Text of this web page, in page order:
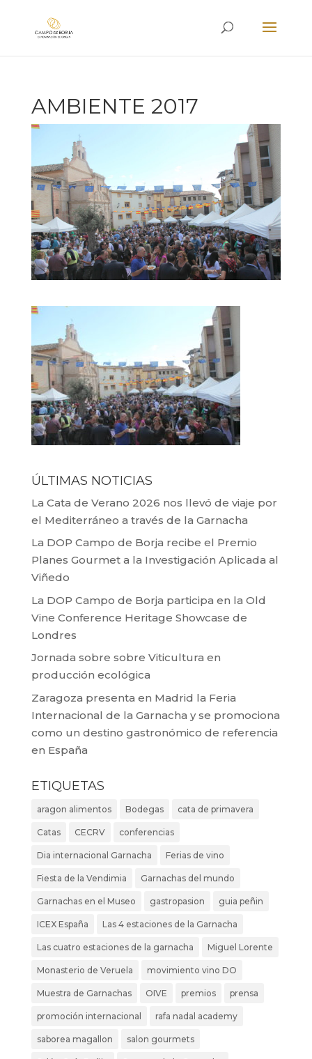
AMBIENTE 2017
ÚLTIMAS NOTICIAS
La Cata de Verano 2026 nos llevó de viaje por
el Mediterráneo a través de la Garnacha
La DOP Campo de Borja recibe el Premio
Planes Gourmet a la Investigación Aplicada al
Viñedo
La DOP Campo de Borja participa en la Old
Vine Conference Heritage Showcase de
Londres
Jornada sobre sobre Viticultura en
producción ecológica
Zaragoza presenta en Madrid la Feria
Internacional de la Garnacha y se promociona
como un destino gastronómico de referencia
en España
ETIQUETAS
aragon alimentos Bodegas cata de primavera
Catas CECRV conferencias
Dia internacional Garnacha Ferias de vino
Fiesta de la Vendimia Garnachas del mundo
Garnachas en el Museo gastropasion guia peñin
ICEX España Las 4 estaciones de la Garnacha
Las cuatro estaciones de la garnacha Miguel Lorente
Monasterio de Veruela movimiento vino DO
Muestra de Garnachas OIVE premios prensa
promoción internacional rafa nadal academy
saborea magallon salon gourmets